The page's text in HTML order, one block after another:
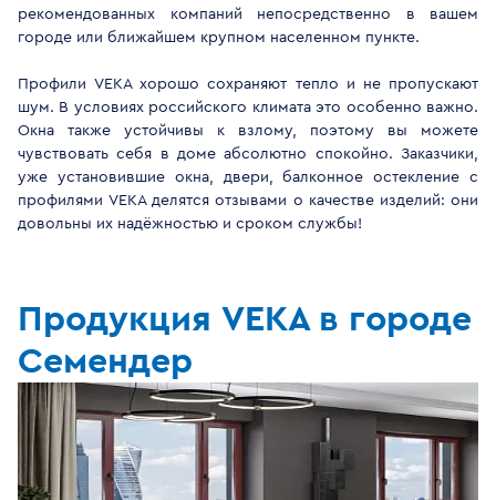
рекомендованных компаний непосредственно в вашем
городе или ближайшем крупном населенном пункте.
Профили VEKA хорошо сохраняют тепло и не пропускают
шум. В условиях российского климата это особенно важно.
Окна также устойчивы к взлому, поэтому вы можете
чувствовать себя в доме абсолютно спокойно. Заказчики,
уже установившие окна, двери, балконное остекление с
профилями VEKA делятся отзывами о качестве изделий: они
довольны их надёжностью и сроком службы!
Продукция VEKA в городе
Семендер